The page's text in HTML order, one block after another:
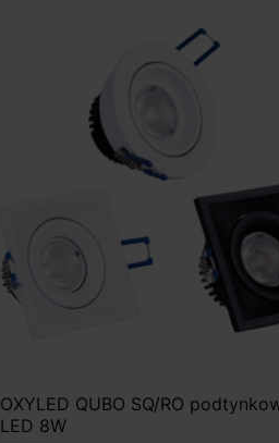
OXYLED QUBO SQ/RO
LED 8W